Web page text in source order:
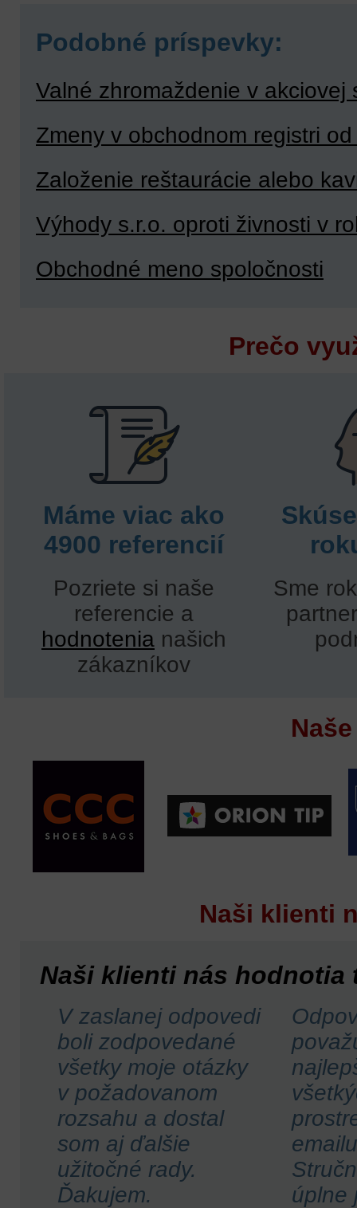
Podobné príspevky:
Valné zhromaždenie v
Zmeny v obchodnom registri
Založenie reštaurácie alebo
Výhody s.r.o. oproti živnosti v
Obchodné meno spoločnosti
Prečo
Máme viac ako
4900 referencií
Pozriete si naše
referencie a
hodnotenia našich
zákazníkov
Sme
Naši klienti
Naši klienti nás hodnotia
V zaslanej odpovedi
boli zodpovedané
všetky moje otázky
v požadovanom
rozsahu a dostal
som aj ďalšie
užitočné rady.
Ďakujem.
úplne